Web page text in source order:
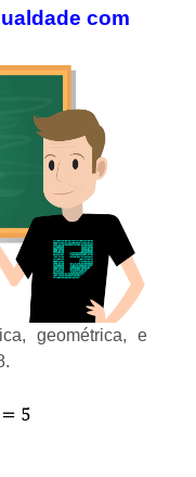
com
geométrica, e